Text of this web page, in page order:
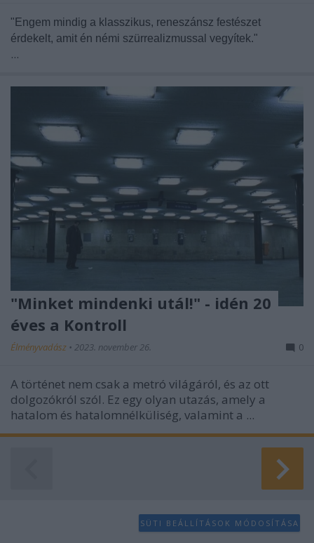
"Engem mindig a klasszikus, reneszánsz festészet
érdekelt, amit én némi szürrealizmussal vegyítek."
...
"Minket mindenki utál!" - idén 20
éves a Kontroll
Élményvadász • 2023. november 26. 0
A történet nem csak a metró világáról, és az ott
dolgozókról szól. Ez egy olyan utazás, amely a
hatalom és hatalomnélküliség, valamint a ...
SÜTI BEÁLLÍTÁSOK MÓDOSÍTÁSA